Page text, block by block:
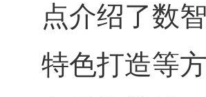
点介绍了数
特色打造等